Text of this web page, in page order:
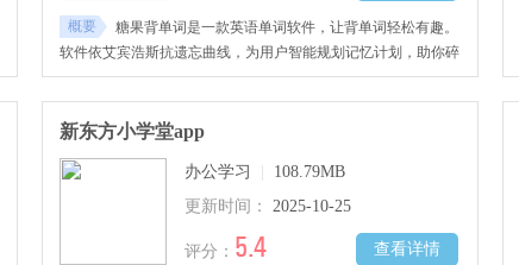
概要
糖果背单词是一款英语单词软件，让背单词轻松有趣。
软件依艾宾浩斯抗遗忘曲线，为用户智能规划记忆计划，助你碎
片时间高效复习，摆脱单词债。软件有独特单词消消乐小游戏，
背单词如玩游戏般愉快。备考学生或英语爱好者都能找到适合自
己阶段的学习内容，边玩边学，让英语学习更高效且有成就感。
新东方小学堂app
办公学习
108.79MB
更新时间：
2025-10-25
查看详情
评分： 5.4